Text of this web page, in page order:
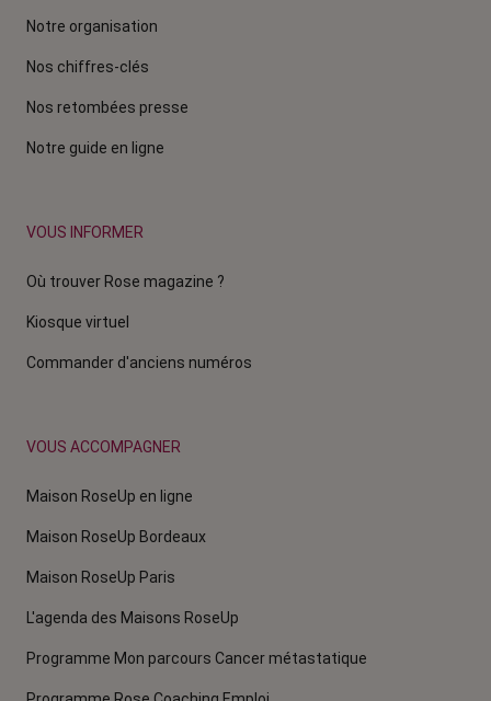
Notre organisation
Nos chiffres-clés
Nos retombées presse
Notre guide en ligne
VOUS INFORMER
Où trouver Rose magazine ?
Kiosque virtuel
Commander d'anciens numéros
VOUS ACCOMPAGNER
Maison RoseUp en ligne
Maison RoseUp Bordeaux
Maison RoseUp Paris
L'agenda des Maisons RoseUp
Programme Mon parcours Cancer métastatique